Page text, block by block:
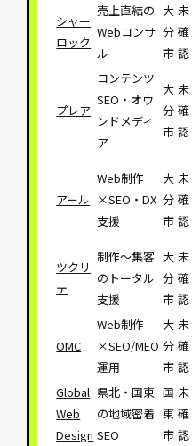
シャー
ロック
売上直結の
Webコンサ
ル
大
分
市
未
確
認
プレア
コンテンツ
SEO・オウ
ンドメディ
ア
大
分
市
未
確
認
アール
Web制作
×SEO・DX
支援
大
分
市
未
確
認
ツクリ
テ
制作〜集客
のトータル
支援
大
分
市
未
確
認
OMC
Web制作
×SEO/MEO
運用
大
分
市
未
確
認
Global
Web
Design
県北・国東
の地域密着
SEO
国
東
市
未
確
認